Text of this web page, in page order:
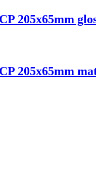
205x65mm
205x65mm